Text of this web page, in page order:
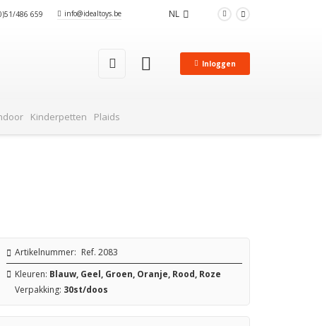
486 659 info@idealtoys.be NL
Inloggen
Kinderpetten Plaids
Artikelnummer: Ref. 2083
Kleuren: Blauw, Geel, Groen, Oranje, Rood, Roze
Verpakking: 30st/doos